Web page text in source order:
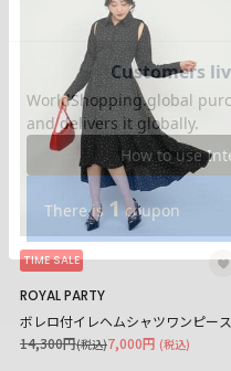
TIME SALE
ROYAL PARTY
ボレロ付イレヘムシャツワンピース
7,000円 (税込)
14,300円(税込)